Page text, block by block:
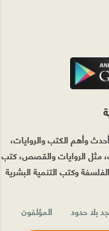
وأهم الكتب والروايات،
مثل الروايات والقصص، كتب
وكتب التنمية البشرية
بلا حدود المؤلفون